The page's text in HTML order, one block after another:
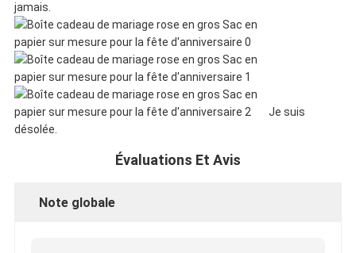
DE
CONFIDENTIALITÉ
jamais.
Je suis
désolée.
Évaluations Et Avis
Note globale